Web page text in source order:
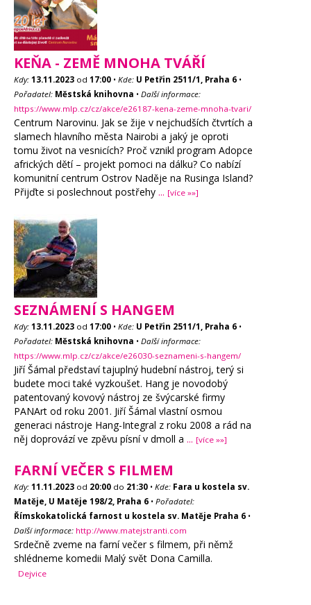
KEŇA - ZEMĚ MNOHA TVÁŘÍ
Kdy: 13.11.2023 od 17:00 • Kde: U Petřin 2511/1, Praha 6 •
Pořadatel: Městská knihovna • Další informace:
https://www.mlp.cz/cz/akce/e26187-kena-zeme-mnoha-tvari/
Centrum Narovinu. Jak se žije v nejchudších čtvrtích a
slamech hlavního města Nairobi a jaký je oproti
tomu život na vesnicích? Proč vznikl program Adopce
afrických dětí – projekt pomoci na dálku? Co nabízí
komunitní centrum Ostrov Naděje na Rusinga Island?
Přijďte si poslechnout postřehy ... [více »»]
SEZNÁMENÍ S HANGEM
Kdy: 13.11.2023 od 17:00 • Kde: U Petřin 2511/1, Praha 6 •
Pořadatel: Městská knihovna • Další informace:
https://www.mlp.cz/cz/akce/e26030-seznameni-s-hangem/
Jiří Šámal představí tajuplný hudební nástroj, terý si
budete moci také vyzkoušet. Hang je novodobý
patentovaný kovový nástroj ze švýcarské firmy
PANArt od roku 2001. Jiří Šámal vlastní osmou
generaci nástroje Hang-Integral z roku 2008 a rád na
něj doprovází ve zpěvu písní v dmoll a ... [více »»]
FARNÍ VEČER S FILMEM
Kdy: 11.11.2023 od 20:00 do 21:30 • Kde: Fara u kostela sv.
Matěje, U Matěje 198/2, Praha 6 • Pořadatel:
Římskokatolická farnost u kostela sv. Matěje Praha 6 •
Další informace: http://www.matejstranti.com
Srdečně zveme na farní večer s filmem, při němž
shlédneme komedii Malý svět Dona Camilla.
Dejvice